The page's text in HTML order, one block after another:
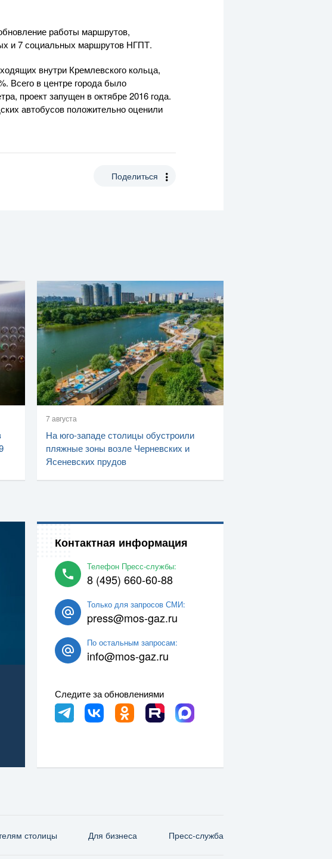
работы маршрутов,
и 7 социальных маршрутов НГПТ.
внутри Кремлевского кольца,
Всего в центре города было
проект запущен в октябре 2016 года.
автобусов положительно оценили
Поделиться
7 августа
На юго-западе столицы обустроили
пляжные зоны возле Черневских и
Ясеневских прудов
Контактная информация
Телефон Пресс-службы:
8 (495) 660-60-88
Только для запросов СМИ:
press@mos-gaz.ru
По остальным запросам:
info@mos-gaz.ru
Следите за обновлениями
столицы Для бизнеса Пресс-служба